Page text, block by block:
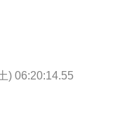
) 06:20:14.55